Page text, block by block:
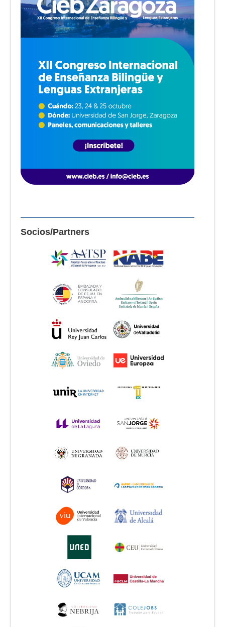
Socios/Partners